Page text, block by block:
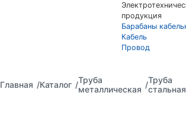
продукция
Барабаны
Кабель
Провод
Главная Каталог
Труба
металлическая
Труба
стальная